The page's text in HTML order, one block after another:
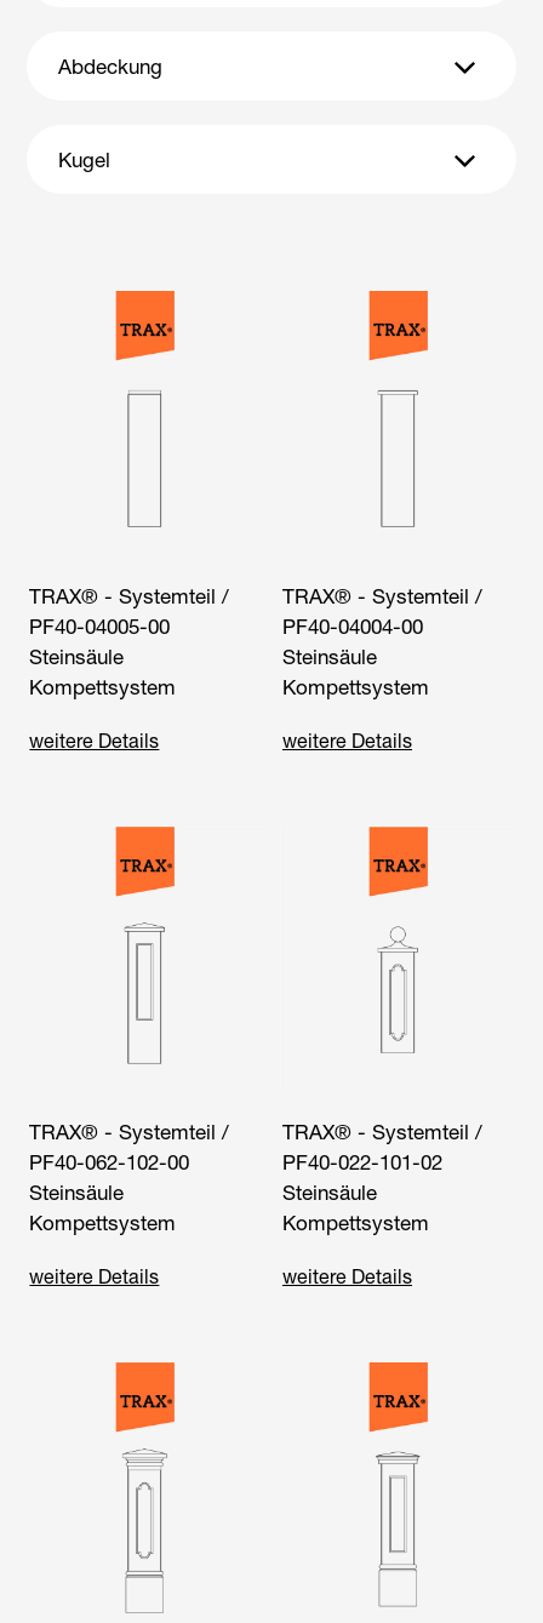
TRAX® - Systemteil /
PF40-04005-00
Steinsäule
Kompettsystem
weitere Details
TRAX® - Systemteil /
PF40-04004-00
Steinsäule
Kompettsystem
weitere Details
TRAX® - Systemteil /
PF40-062-102-00
Steinsäule
Kompettsystem
weitere Details
TRAX® - Systemteil /
PF40-022-101-02
Steinsäule
Kompettsystem
weitere Details